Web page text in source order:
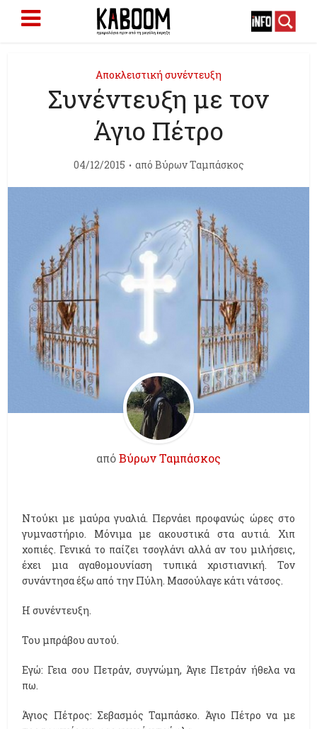
Αποκλειστική συνέντευξη
Συνέντευξη με τον
Άγιο Πέτρο
04/12/2015 από Βύρων Ταμπάσκος
απόΒύρων Ταμπάσκος
Ντούκι με μαύρα γυαλιά. Περνάει προφανώς ώρες στο
γυμναστήριο. Μόνιμα με ακουστικά στα αυτιά. Χιπ
χοπιές. Γενικά το παίζει τσογλάνι αλλά αν του μιλήσεις,
έχει μια αγαθομουνίαση τυπικά χριστιανική. Τον
συνάντησα έξω από την Πύλη. Μασούλαγε κάτι νάτσος.
Η συνέντευξη.
Του μπράβου αυτού.
Εγώ: Γεια σου Πετράν, συγνώμη, Άγιε Πετράν ήθελα να
πω.
Άγιος Πέτρος: Σεβασμός Ταμπάσκο. Άγιο Πέτρο να με